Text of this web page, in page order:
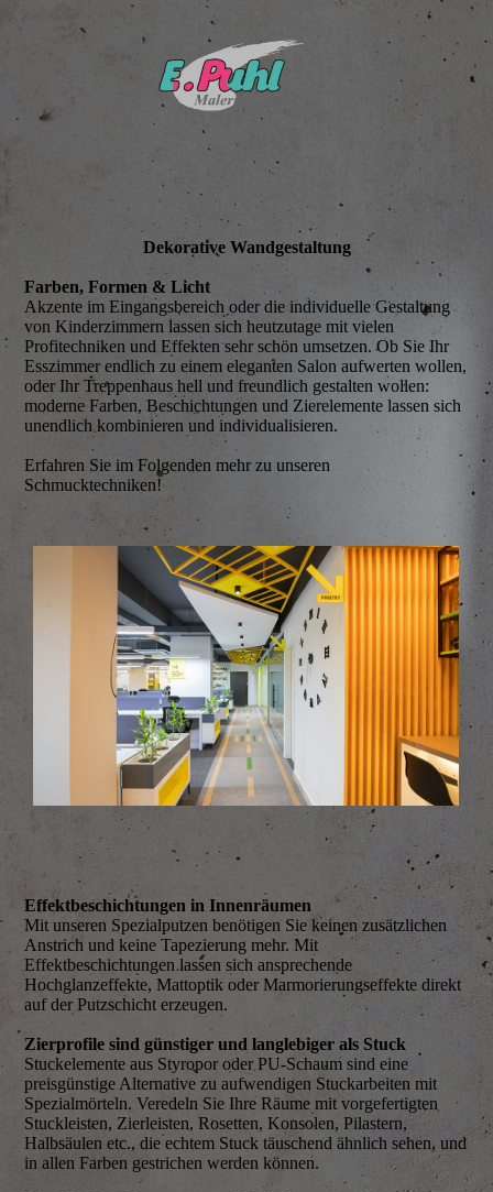
Deko­rative Wand­gestaltung
Farben, Formen & Licht
Akzente im Eingangsbereich oder die individuelle Gestaltung
von Kinderzimmern lassen sich heutzutage mit vielen
Profitechniken und Effekten sehr schön umsetzen. Ob Sie Ihr
Esszimmer endlich zu einem eleganten Salon aufwerten wollen,
oder Ihr Treppenhaus hell und freundlich gestalten wollen:
moderne Farben, Beschichtungen und Zierelemente lassen sich
unendlich kombinieren und individualisieren.
Erfahren Sie im Folgenden mehr zu unseren
Schmucktechniken!
Effektbeschichtungen in Innenräumen
Mit unseren Spezialputzen benötigen Sie keinen zusätzlichen
Anstrich und keine Tapezierung mehr. Mit
Effektbeschichtungen lassen sich ansprechende
Hochglanzeffekte, Mattoptik oder Marmorierungseffekte direkt
auf der Putzschicht erzeugen.
Zierprofile sind günstiger und langlebiger als Stuck
Stuckelemente aus Styropor oder PU-Schaum sind eine
preisgünstige Alternative zu aufwendigen Stuckarbeiten mit
Spezialmörteln. Veredeln Sie Ihre Räume mit vorgefertigten
Stuckleisten, Zierleisten, Rosetten, Konsolen, Pilastern,
Halbsäulen etc., die echtem Stuck täuschend ähnlich sehen, und
in allen Farben gestrichen werden können.